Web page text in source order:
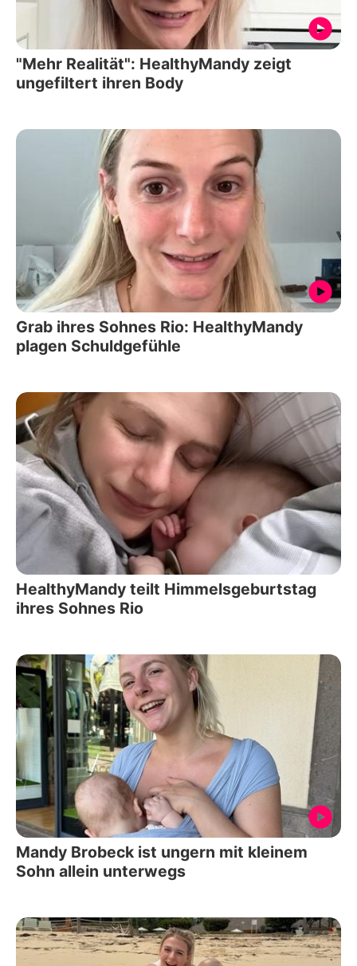
"Mehr Realität": HealthyMandy zeigt
ungefiltert ihren Body
Grab ihres Sohnes Rio: HealthyMandy
plagen Schuldgefühle
HealthyMandy teilt Himmelsgeburtstag
ihres Sohnes Rio
Mandy Brobeck ist ungern mit kleinem
Sohn allein unterwegs